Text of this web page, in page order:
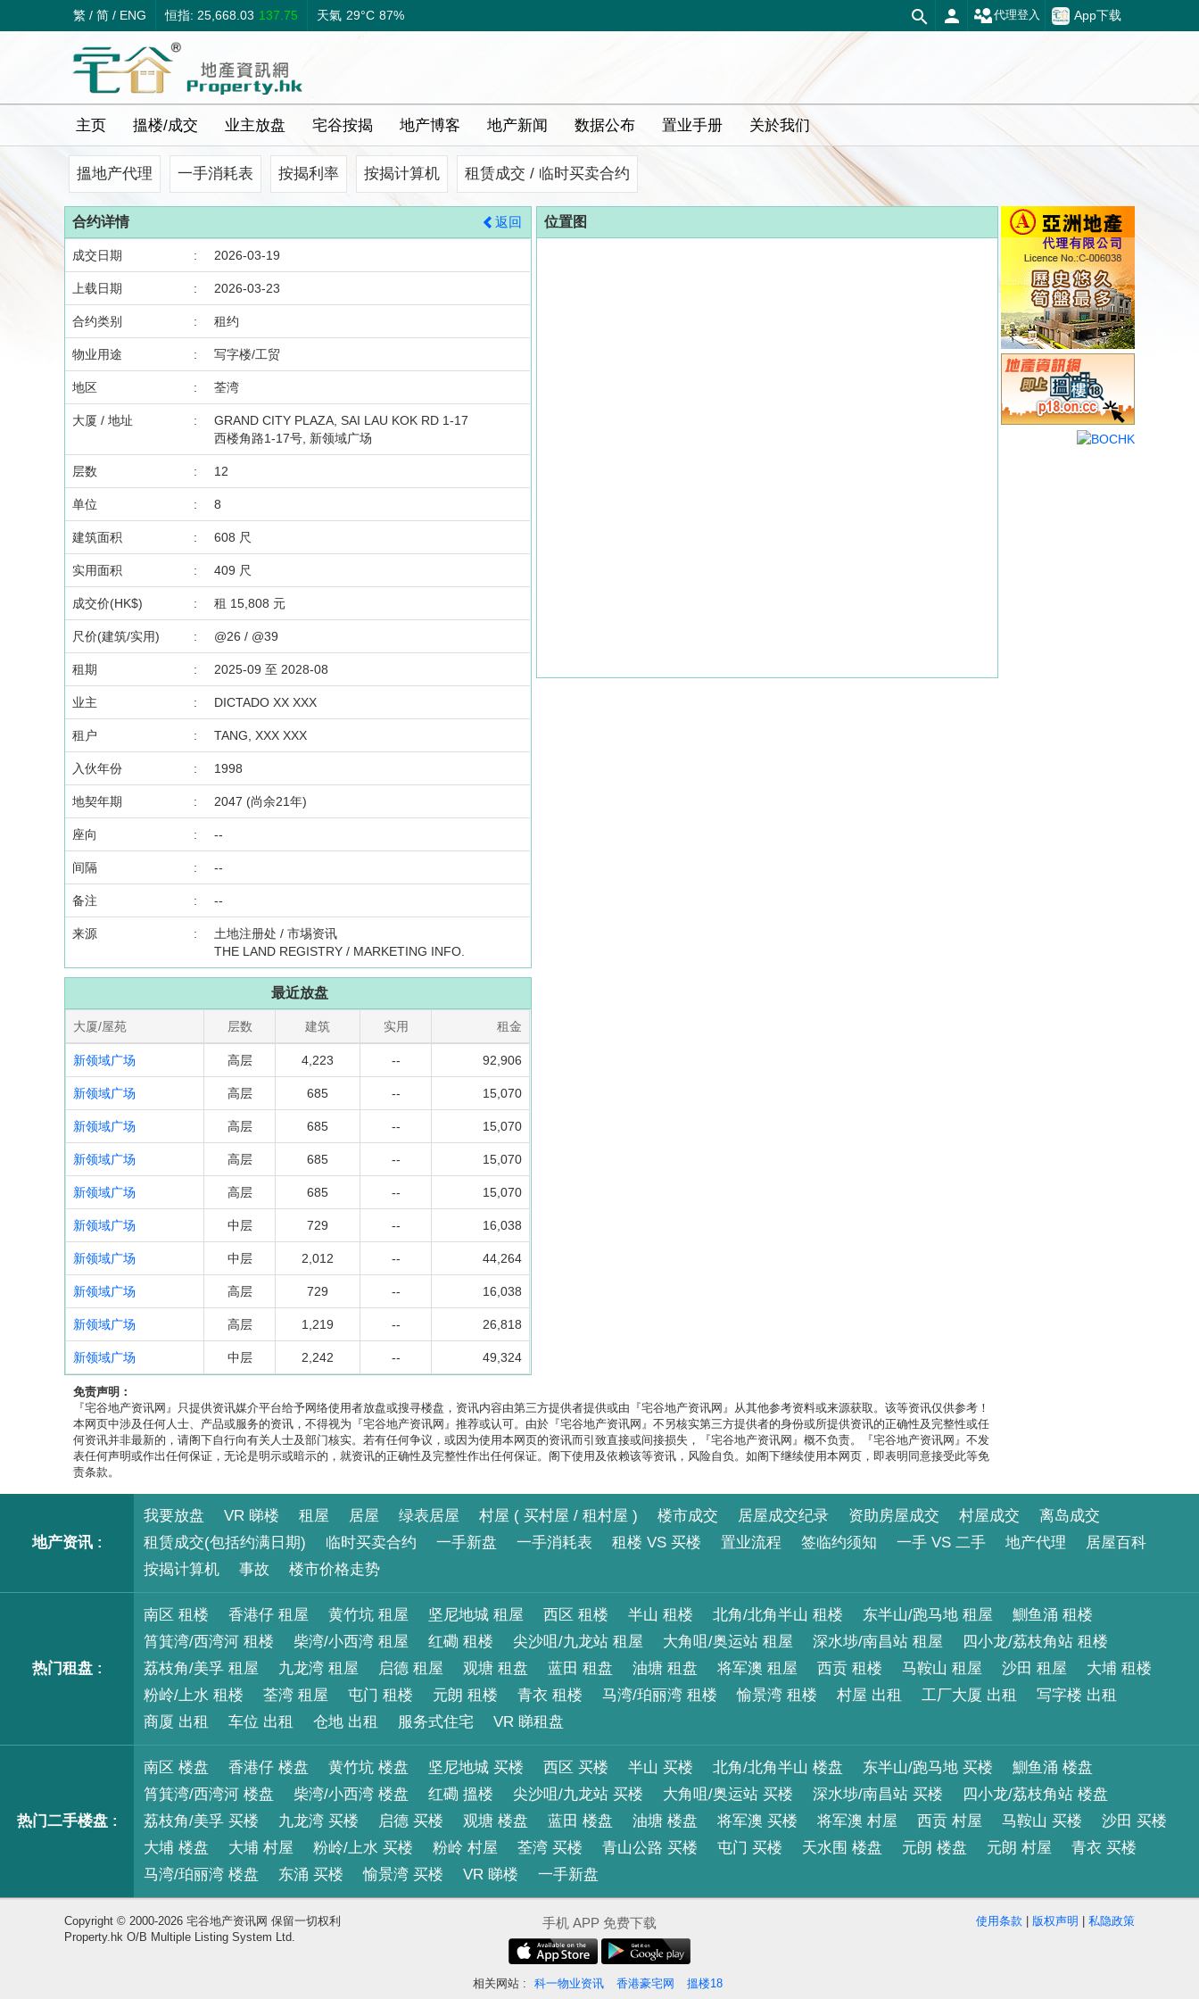
繁 / 简 / ENG 恒指: 25,668.03 137.75 天氣 29°C 87% App下载
代理登入
主页 搵楼/成交 业主放盘 宅谷按揭 地产博客 地产新闻 数据公布 置业手册 关於我们
搵地产代理 一手消耗表 按揭利率 按揭计算机 租赁成交 / 临时买卖合约
合约详情 返回
成交日期 : 2026-03-19
上载日期 : 2026-03-23
合约类别 : 租约
物业用途 : 写字楼/工贸
地区 : 荃湾
大厦 / 地址 :
GRAND CITY PLAZA, SAI LAU KOK RD 1-17
西楼角路1-17号, 新领域广场
层数 : 12
单位 : 8
建筑面积 : 608 尺
实用面积 : 409 尺
成交价(HK$) : 租 15,808 元
尺价(建筑/实用) : @26 / @39
租期 : 2025-09 至 2028-08
业主 : DICTADO XX XXX
租户 : TANG, XXX XXX
入伙年份 : 1998
地契年期 : 2047 (尚余21年)
座向 : --
间隔 : --
备注 : --
来源 :
土地注册处 / 市埸资讯
THE LAND REGISTRY / MARKETING INFO.
最近放盘
大厦/屋苑 层数 建筑 实用 租金
新领域广场 高层 4,223 -- 92,906
新领域广场 高层 685 -- 15,070
新领域广场 高层 685 -- 15,070
新领域广场 高层 685 -- 15,070
新领域广场 高层 685 -- 15,070
新领域广场 中层 729 -- 16,038
新领域广场 中层 2,012 -- 44,264
新领域广场 高层 729 -- 16,038
新领域广场 高层 1,219 -- 26,818
新领域广场 中层 2,242 -- 49,324
位置图
免责声明：
『宅谷地产资讯网』只提供资讯媒介平台给予网络使用者放盘或搜寻楼盘，资讯内容由第三方提供者提供或由『宅谷地产资讯网』从其他参考资料或来源获取。该等资讯仅供参考！
本网页中涉及任何人士、产品或服务的资讯，不得视为『宅谷地产资讯网』推荐或认可。由於『宅谷地产资讯网』不另核实第三方提供者的身份或所提供资讯的正确性及完整性或任
何资讯并非最新的，请阁下自行向有关人士及部门核实。若有任何争议，或因为使用本网页的资讯而引致直接或间接损失，『宅谷地产资讯网』概不负责。『宅谷地产资讯网』不发
表任何声明或作出任何保证，无论是明示或暗示的，就资讯的正确性及完整性作出任何保证。阁下使用及依赖该等资讯，风险自负。如阁下继续使用本网页，即表明同意接受此等免
责条款。
地产资讯 :
我要放盘 VR 睇楼 租屋 居屋 绿表居屋 村屋 ( 买村屋 / 租村屋 ) 楼市成交 居屋成交纪录 资助房屋成交 村屋成交
离岛成交
租赁成交(包括约满日期)
临时买卖合约 一手新盘 一手消耗表 租楼 VS 买楼 置业流程 签临约须知 一手 VS 二手 地产代理
居屋百科
按揭计算机
事故 楼市价格走势
热门租盘 :
南区 租楼 香港仔 租屋 黄竹坑 租屋 坚尼地城 租屋 西区 租楼 半山 租楼 北角/北角半山 租楼 东半山/跑马地 租屋
鰂鱼涌 租楼
筲箕湾/西湾河 租楼
柴湾/小西湾 租屋 红磡 租楼 尖沙咀/九龙站 租屋 大角咀/奥运站 租屋 深水埗/南昌站 租屋
四小龙/荔枝角站 租楼
荔枝角/美孚 租屋
九龙湾 租屋 启德 租屋 观塘 租盘 蓝田 租盘 油塘 租盘 将军澳 租屋 西贡 租楼 马鞍山 租屋 沙田 租屋
大埔 租楼
粉岭/上水 租楼
荃湾 租屋 屯门 租楼 元朗 租楼 青衣 租楼 马湾/珀丽湾 租楼 愉景湾 租楼 村屋 出租 工厂大厦 出租
写字楼 出租
商厦 出租
车位 出租 仓地 出租 服务式住宅 VR 睇租盘
热门二手楼盘 :
南区 楼盘 香港仔 楼盘 黄竹坑 楼盘 坚尼地城 买楼 西区 买楼 半山 买楼 北角/北角半山 楼盘 东半山/跑马地 买楼
鰂鱼涌 楼盘
筲箕湾/西湾河 楼盘
柴湾/小西湾 楼盘 红磡 搵楼 尖沙咀/九龙站 买楼 大角咀/奥运站 买楼 深水埗/南昌站 买楼
四小龙/荔枝角站 楼盘
荔枝角/美孚 买楼
九龙湾 买楼 启德 买楼 观塘 楼盘 蓝田 楼盘 油塘 楼盘 将军澳 买楼 将军澳 村屋 西贡 村屋 马鞍山 买楼
沙田 买楼
大埔 楼盘
大埔 村屋 粉岭/上水 买楼 粉岭 村屋 荃湾 买楼 青山公路 买楼 屯门 买楼 天水围 楼盘 元朗 楼盘 元朗 村屋
青衣 买楼
马湾/珀丽湾 楼盘
东涌 买楼 愉景湾 买楼 VR 睇楼 一手新盘
Copyright © 2000-2026 宅谷地产资讯网 保留一切权利
Property.hk O/B Multiple Listing System Ltd.
手机 APP 免费下载 使用条款 | 版权声明 | 私隐政策
相关网站 : 科一物业资讯 香港豪宅网 搵楼18